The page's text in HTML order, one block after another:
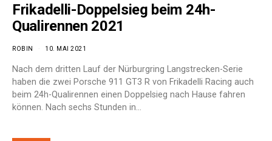
Frikadelli-Doppelsieg beim 24h-
Qualirennen 2021
ROBIN 10. MAI 2021
Nach dem dritten Lauf der Nürburgring Langstrecken-Serie
haben die zwei Porsche 911 GT3 R von Frikadelli Racing auch
beim 24h-Qualirennen einen Doppelsieg nach Hause fahren
können. Nach sechs Stunden in…